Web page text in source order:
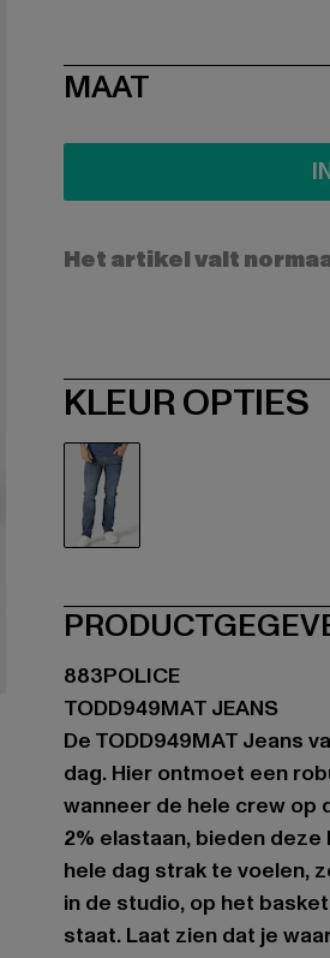
SIZE
MAAT
Het artikel valt
KLEUR OPTIES
883POLICE
TODD949MAT JEANS
De TODD949MAT Jeans
dag. Hier ontmoet een
wanneer de hele crew op
2% elastaan, bieden
hele dag strak te voelen,
in de studio, op het
staat. Laat zien dat je